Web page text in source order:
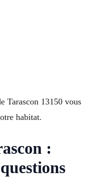
Tarascon 13150 vous
habitat.
: